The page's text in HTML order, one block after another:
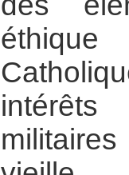
intérêts